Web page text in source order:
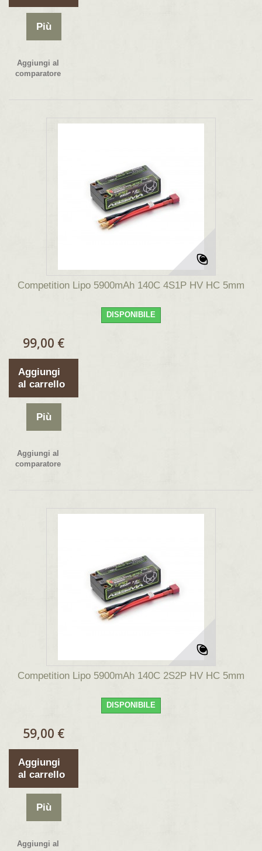
Più
Aggiungi al
comparatore
Competition Lipo 5900mAh 140C 4S1P HV HC 5mm
DISPONIBILE
99,00 €
Aggiungi
al carrello
Più
Aggiungi al
comparatore
Competition Lipo 5900mAh 140C 2S2P HV HC 5mm
DISPONIBILE
59,00 €
Aggiungi
al carrello
Più
Aggiungi al